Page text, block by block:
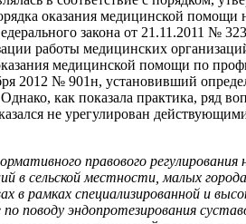
оказания медицинской
закона от 21.11.2011 №
работы медицинских
медицинской помощи по
2012 № 901н, установивший
как показала практика, ряд
не урегулирован
правового
в сельской местности, малых
в рамках специализированной и
поводу эндопротезирования